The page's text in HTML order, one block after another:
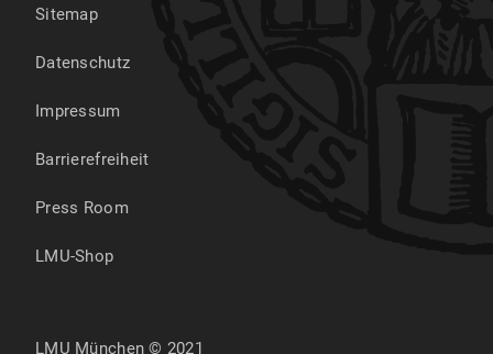
Sitemap
Datenschutz
Impressum
Barrierefreiheit
Press Room
LMU-Shop
LMU München © 2021